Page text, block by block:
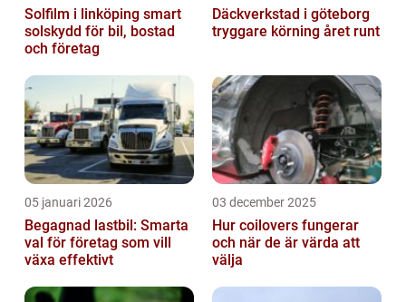
Solfilm i linköping smart
solskydd för bil, bostad
och företag
Däckverkstad i göteborg
tryggare körning året runt
05 januari 2026
Begagnad lastbil: Smarta
val för företag som vill
växa effektivt
03 december 2025
Hur coilovers fungerar
och när de är värda att
välja